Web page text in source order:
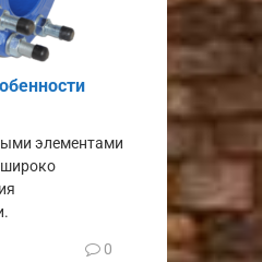
элементами
широко
0